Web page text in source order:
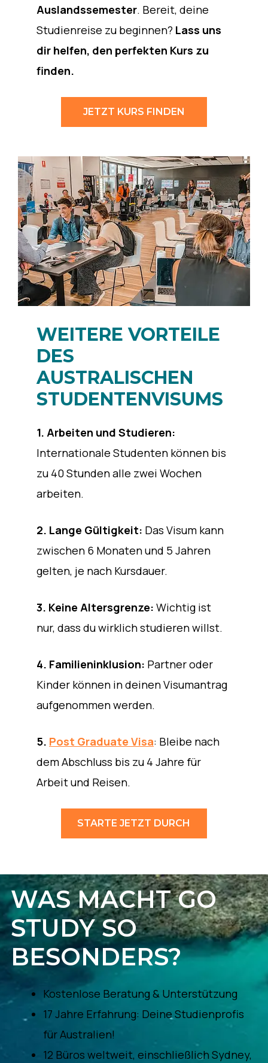
Auslandssemester. Bereit, deine
Studienreise zu beginnen? Lass uns
dir helfen, den perfekten Kurs zu
finden.
JETZT KURS FINDEN
WEITERE VORTEILE
DES
AUSTRALISCHEN
STUDENTENVISUMS
1. Arbeiten und Studieren:
Internationale Studenten können bis
zu 40 Stunden alle zwei Wochen
arbeiten.
2. Lange Gültigkeit: Das Visum kann
zwischen 6 Monaten und 5 Jahren
gelten, je nach Kursdauer.
3. Keine Altersgrenze: Wichtig ist
nur, dass du wirklich studieren willst.
4. Familieninklusion: Partner oder
Kinder können in deinen Visumantrag
aufgenommen werden.
5. Post Graduate Visa: Bleibe nach
dem Abschluss bis zu 4 Jahre für
Arbeit und Reisen.
STARTE JETZT DURCH
WAS MACHT GO
STUDY SO
BESONDERS?
Kostenlose Beratung & Unterstützung
17 Jahre Erfahrung: Deine Studienprofis
für Australien!
12 Büros weltweit, einschließlich Sydney,